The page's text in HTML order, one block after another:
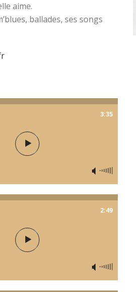
aime.
ballades, ses songs
3:35
2:49